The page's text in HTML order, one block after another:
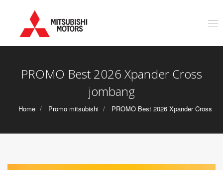
PROMO Best 2026 Xpander Cross
jombang
Home Promo mitsubishi PROMO Best 2026 Xpander Cross